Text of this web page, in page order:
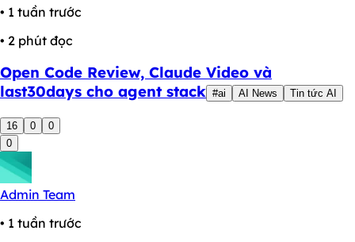
• 1 tuần trước
• 2 phút đọc
Open Code Review, Claude Video và
last30days cho agent stack #ai AI News Tin tức AI
16 0
0
0
Admin Team
• 1 tuần trước